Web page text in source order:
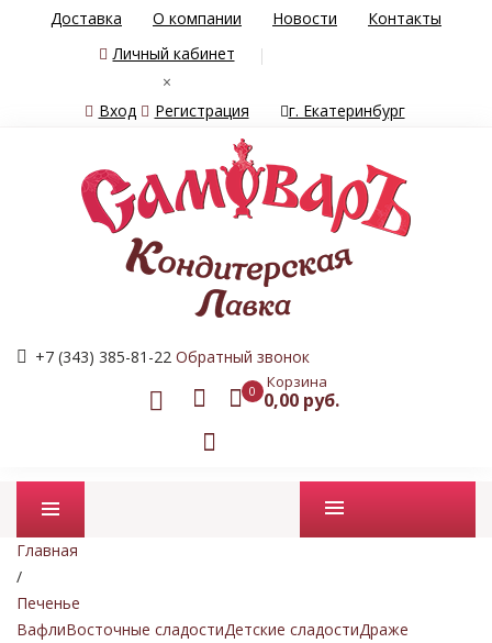
Доставка О компании Новости
Контакты
Личный кабинет
×
Вход
Регистрация г. Екатеринбург
+7 (343) 385-81-22 Обратный звонок
0 Корзина
0,00 руб.
Промо товары
Главная
/
Печенье
ВафлиВосточные сладостиДетские сладостиДраже